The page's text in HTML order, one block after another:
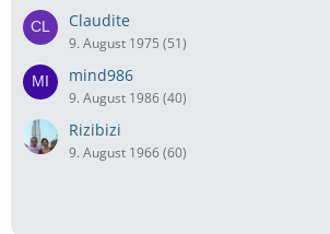
Claudite
9. August 1975 (51)
mind986
9. August 1986 (40)
Rizibizi
9. August 1966 (60)